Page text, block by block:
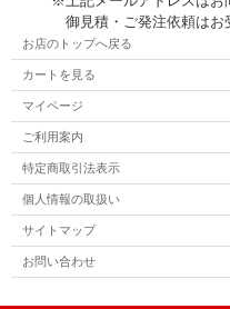
御見積・ご発注依頼はお受
お店のトップへ戻る
カートを見る
マイページ
ご利用案内
特定商取引法表示
個人情報の取扱い
サイトマップ
お問い合わせ